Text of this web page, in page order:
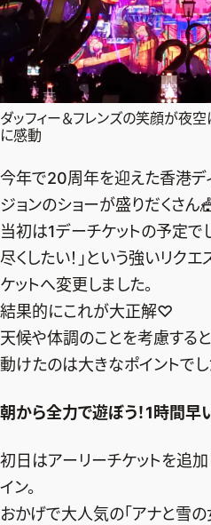
ダッフィー＆フレンズの笑顔が夜空
に感動
今年で20周年を迎えた香港デ
ジョンのショーが盛りだくさん
当初は1デーチケットの予定で
尽くしたい！」という強いリク
ケットへ変更しました。
結果的にこれが大正解♡
天候や体調のことを考慮する
動けたのは大きなポイントでし
朝から全力で遊ぼう！1時間
初日はアーリーチケットを追
イン。
おかげで大人気の「アナと雪の